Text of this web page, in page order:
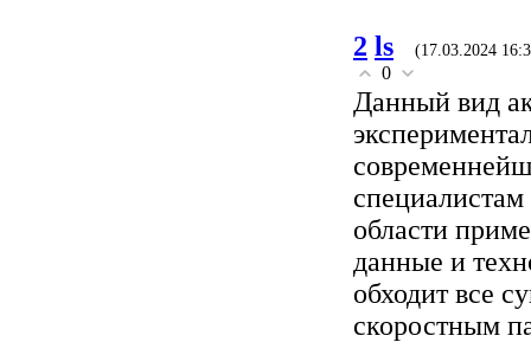
2 ls (17.03.2024
0
Данный вид
области
данные и
обходит все
скоростным